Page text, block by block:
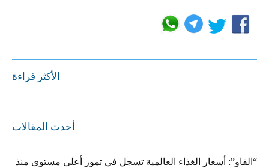
الأكثر قراءة
أحدث المقالات
“الفاو”: أسعار الغذاء العالمية تسجل في تموز أعلى مستوى منذ